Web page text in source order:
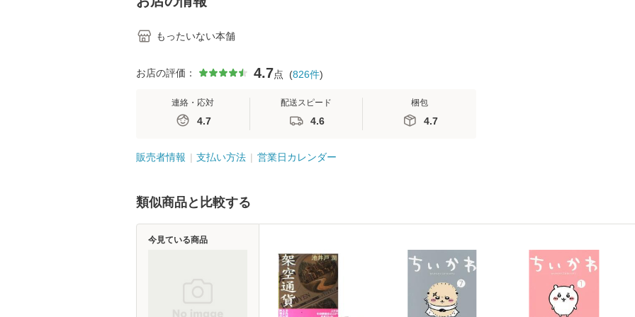
もったいない本舗
お店の評価： 4.7点 (826件)
連絡・応対
4.7
配送スピード
4.6
梱包
4.7
販売者情報 支払い方法 営業日カレンダー
類似商品と比較する
今見ている商品